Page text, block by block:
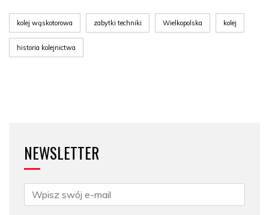
kolej wąskotorowa zabytki techniki Wielkopolska kolej
historia kolejnictwa
NEWSLETTER